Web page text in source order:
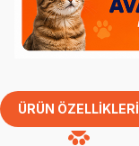
ÜRÜN ÖZELLIKLERI